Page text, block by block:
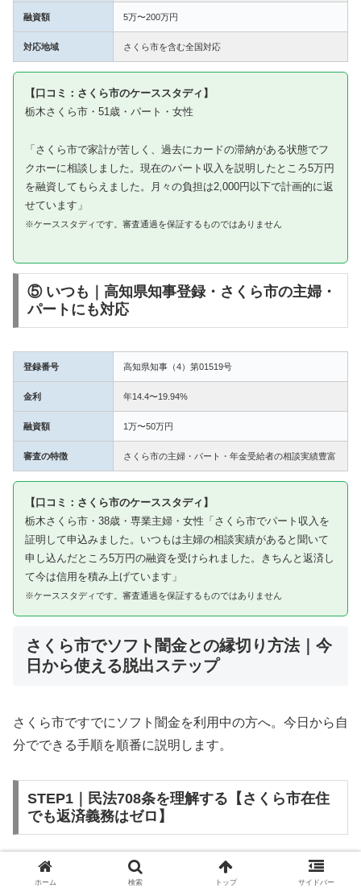
融資額 5万〜200万円
対応地域 さくら市を含む全国対応
【口コミ：さくら市のケーススタディ】
栃木さくら市・51歳・パート・女性
「さくら市で家計が苦しく、過去にカードの滞納がある状態でフ
クホーに相談しました。現在のパート収入を説明したところ5万円
を融資してもらえました。月々の負担は2,000円以下で計画的に返
せています」
※ケーススタディです。審査通過を保証するものではありません
⑤ いつも｜高知県知事登録・さくら市の主婦・
パートにも対応
登録番号 高知県知事（4）第01519号
金利 年14.4〜19.94%
融資額 1万〜50万円
審査の特徴 さくら市の主婦・パート・年金受給者の相談実績豊富
【口コミ：さくら市のケーススタディ】
栃木さくら市・38歳・専業主婦・女性「さくら市でパート収入を
証明して申込みました。いつもは主婦の相談実績があると聞いて
申し込んだところ5万円の融資を受けられました。きちんと返済し
て今は信用を積み上げています」
※ケーススタディです。審査通過を保証するものではありません
さくら市でソフト闇金との縁切り方法｜今
日から使える脱出ステップ
さくら市ですでにソフト闇金を利用中の方へ。今日から自
分でできる手順を順番に説明します。
STEP1｜民法708条を理解する【さくら市在住
でも返済義務はゼロ】
ソフト闇金を含む闇金との金銭消費貸借契約は、公序良俗
ホーム 検索 トップ サイドバー